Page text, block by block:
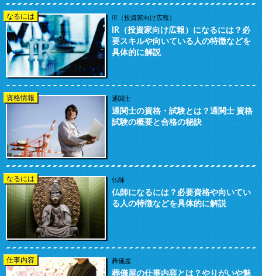
なるには IR（投資家向け広報）
IR（投資家向け広報）になるには？必
要スキルや向いている人の特徴などを
具体的に解説
資格情報 通関士
通関士の資格・試験とは？通関士 資格
試験の概要と合格の秘訣
なるには 仏師
仏師になるには？必要資格や向いてい
る人の特徴などを具体的に解説
仕事内容 葬儀屋
葬儀屋の仕事内容とは？やりがいや魅